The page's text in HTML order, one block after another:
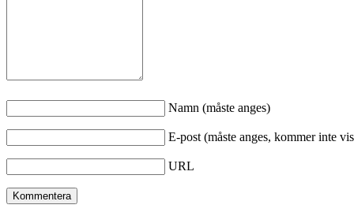
Namn (måste anges)
E-post (måste anges, kommer inte
URL